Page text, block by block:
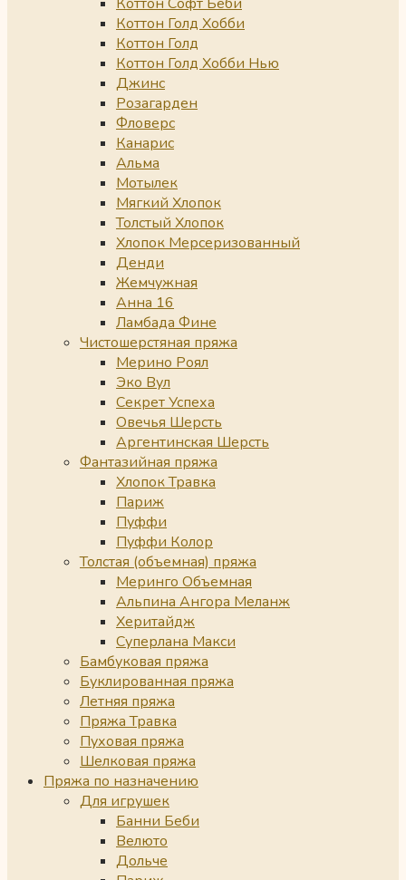
Коттон Голд Хобби
Коттон Голд
Коттон Голд Хобби Нью
Джинс
Розагарден
Фловерс
Канарис
Альма
Мотылек
Мягкий Хлопок
Толстый Хлопок
Хлопок Мерсеризованный
Денди
Жемчужная
Анна 16
Ламбада Фине
Чистошерстяная пряжа
Мерино Роял
Эко Вул
Секрет Успеха
Овечья Шерсть
Аргентинская Шерсть
Фантазийная пряжа
Хлопок Травка
Париж
Пуффи
Пуффи Колор
Толстая (объемная) пряжа
Меринго Объемная
Альпина Ангора Меланж
Херитайдж
Суперлана Макси
Бамбуковая пряжа
Буклированная пряжа
Летняя пряжа
Пряжа Травка
Пуховая пряжа
Шелковая пряжа
Пряжа по назначению
Для игрушек
Банни Беби
Велюто
Дольче